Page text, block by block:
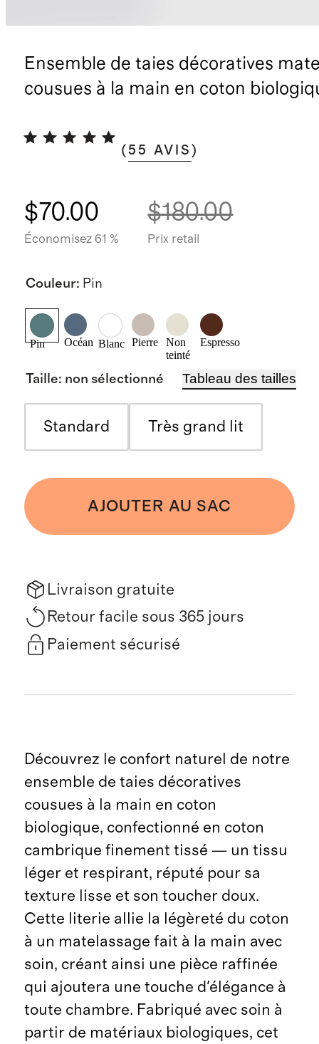
Ensemble de taies décoratives
cousues à la main en coton
(55 AVIS )
$70.00
Économisez 61 %
$180.00
Prix retail
Couleur: Pin
Pin Océan Blanc Pierre
Non
teinté
Espresso
Taille: non sélectionné Tableau des tailles
Standard Très grand lit
AJOUTER AU SAC
Livraison gratuite
Retour facile sous 365 jours
Paiement sécurisé
Découvrez le confort naturel de notre
ensemble de taies décoratives
cousues à la main en coton
biologique, confectionné en coton
cambrique finement tissé — un tissu
léger et respirant, réputé pour sa
texture lisse et son toucher doux.
Cette literie allie la légèreté du coton
à un matelassage fait à la main avec
soin, créant ainsi une pièce raffinée
qui ajoutera une touche d'élégance à
toute chambre. Fabriqué avec soin à
partir de matériaux biologiques, cet